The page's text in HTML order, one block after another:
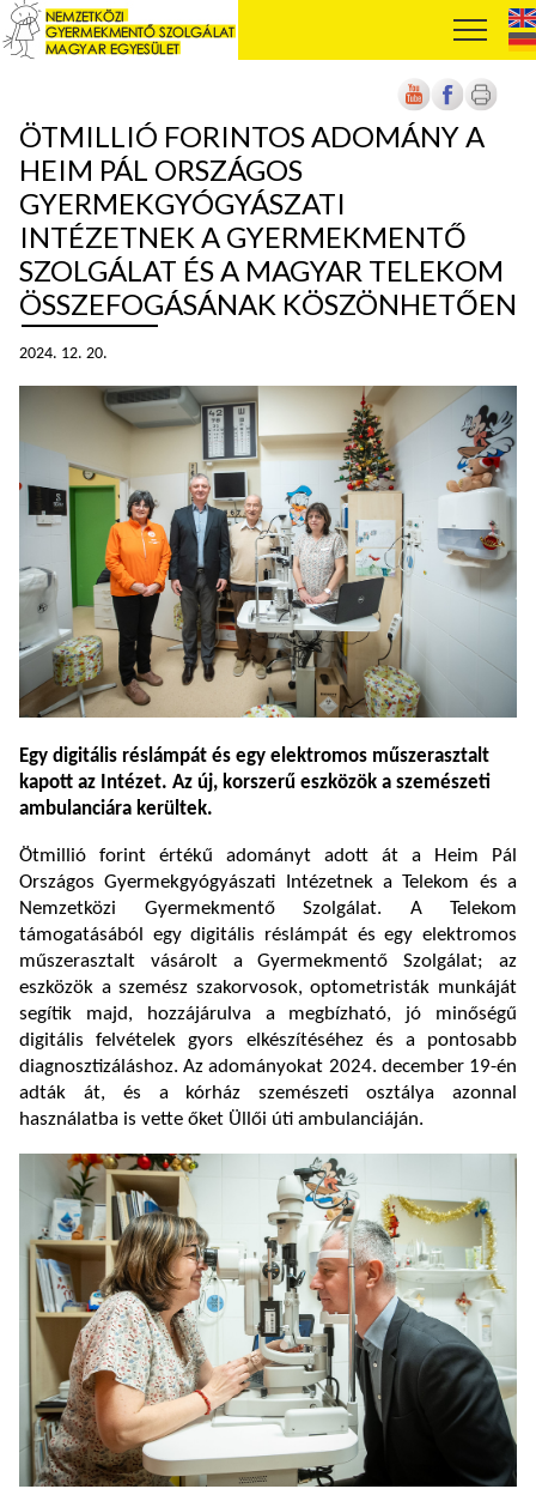
ÖTMILLIÓ FORINTOS ADOMÁNY A
HEIM PÁL ORSZÁGOS
GYERMEKGYÓGYÁSZATI
INTÉZETNEK A GYERMEKMENTŐ
SZOLGÁLAT ÉS A MAGYAR TELEKOM
ÖSSZEFOGÁSÁNAK KÖSZÖNHETŐEN
2024. 12. 20.
Egy digitális réslámpát és egy elektromos műszerasztalt
kapott az Intézet. Az új, korszerű eszközök a szemészeti
ambulanciára kerültek.
Ötmillió forint értékű adományt adott át a Heim Pál
Országos Gyermekgyógyászati Intézetnek a Telekom és a
Nemzetközi Gyermekmentő Szolgálat. A Telekom
támogatásából egy digitális réslámpát és egy elektromos
műszerasztalt vásárolt a Gyermekmentő Szolgálat; az
eszközök a szemész szakorvosok, optometristák munkáját
segítik majd, hozzájárulva a megbízható, jó minőségű
digitális felvételek gyors elkészítéséhez és a pontosabb
diagnosztizáláshoz. Az adományokat 2024. december 19-én
adták át, és a kórház szemészeti osztálya azonnal
használatba is vette őket Üllői úti ambulanciáján.